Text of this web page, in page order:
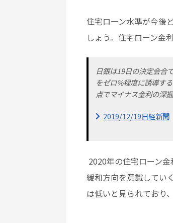
住宅ローン水準が今後
しょう。住宅ローン金
日銀は19日の決定会合
をゼロ%程度に誘導す
点でマイナス金利の深
2019/12/19日経新聞
2020年の住宅ローン
緩和方向を意識してい
は低いと見られており